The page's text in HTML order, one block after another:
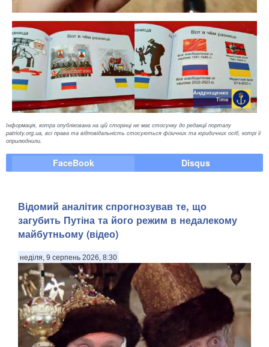
Інформація, котра опублікована на цій сторінці не має стосунку до редакції порталу
patrioty.org.ua, всі права та відповідальність стосуються фізичних та юридичних осіб, котрі її
оприлюднили.
FaceBook Disqus
​Відомий аналітик спрогнозував те, що
загубить Путіна та його режим в недалекому
майбутньому (відео)
неділя, 9 серпень 2026, 8:30